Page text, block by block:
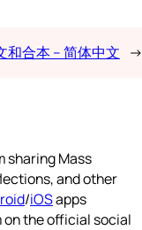
和合本 – 简体中文 →
sharing Mass
and other
/iOSapps
the official social